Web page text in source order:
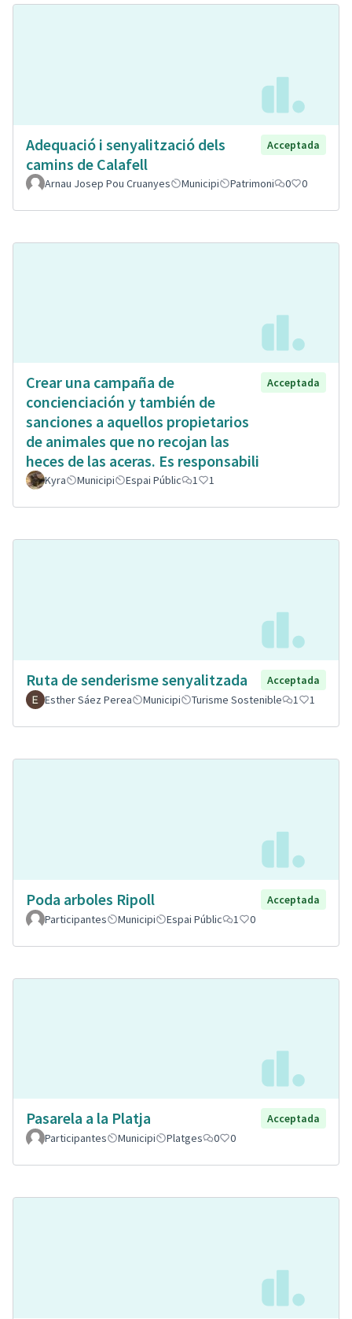
Adequació i senyalització dels
camins de Calafell
Acceptada
Arnau Josep Pou Cruanyes Municipi Patrimoni 0 0
Crear una campaña de
concienciación y también de
sanciones a aquellos propietarios
de animales que no recojan las
heces de las aceras. Es responsabili
Acceptada
Kyra Municipi Espai Públic 1 1
Ruta de senderisme senyalitzada
Acceptada
Esther Sáez Perea
Municipi Turisme Sostenible 1 1
Poda arboles Ripoll
Acceptada
Participantes
Municipi Espai Públic 1 0
Pasarela a la Platja
Acceptada
Participantes
Municipi Platges 0 0